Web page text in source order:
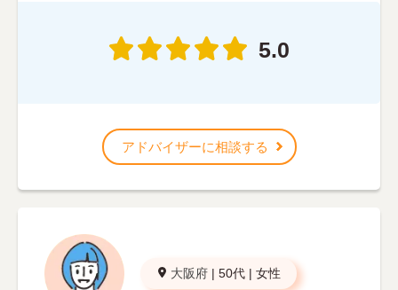
5.0
アドバイザーに相談する
大阪府 | 50代 | 女性